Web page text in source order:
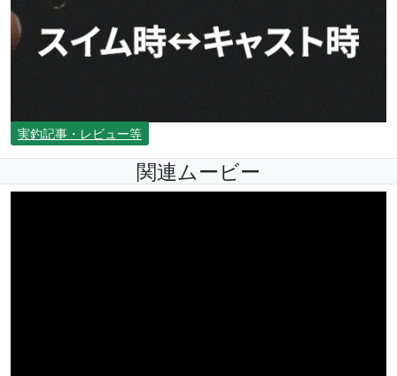
実釣記事・レビュー等
関連ムービー